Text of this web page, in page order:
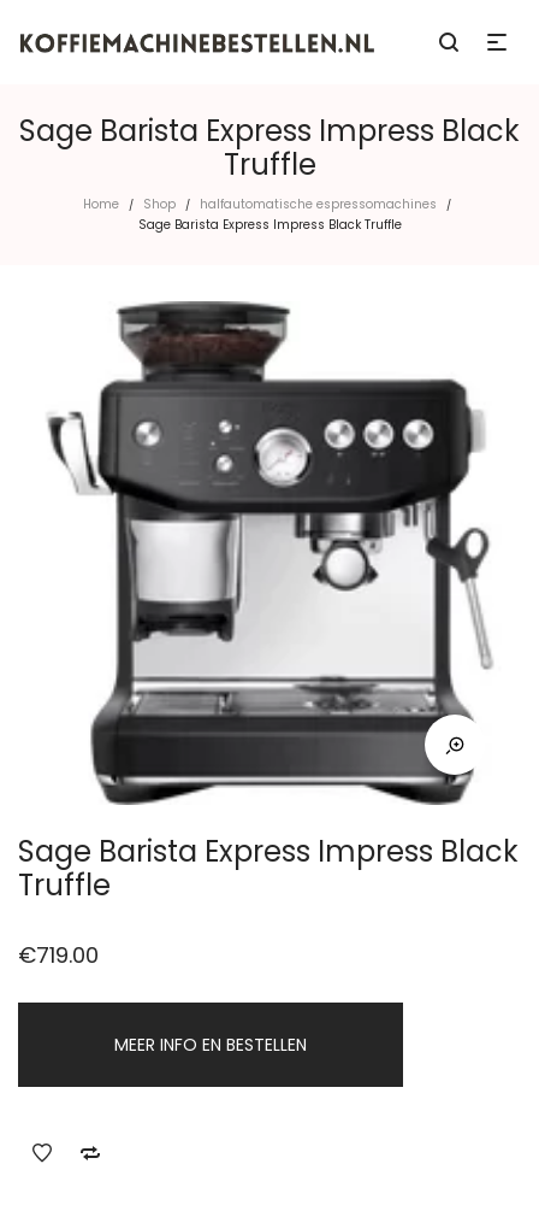
Sage Barista Express Impress Black
Truffle
Home / Shop / halfautomatische espressomachines /
Sage Barista Express Impress Black Truffle
Sage Barista Express Impress Black
Truffle
€719.00
MEER INFO EN BESTELLEN